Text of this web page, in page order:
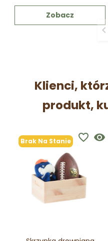
Zobacz
keyboard_arrow_left
Klienci,
produkt,
Brak Na Stanie visibility
favorite_border